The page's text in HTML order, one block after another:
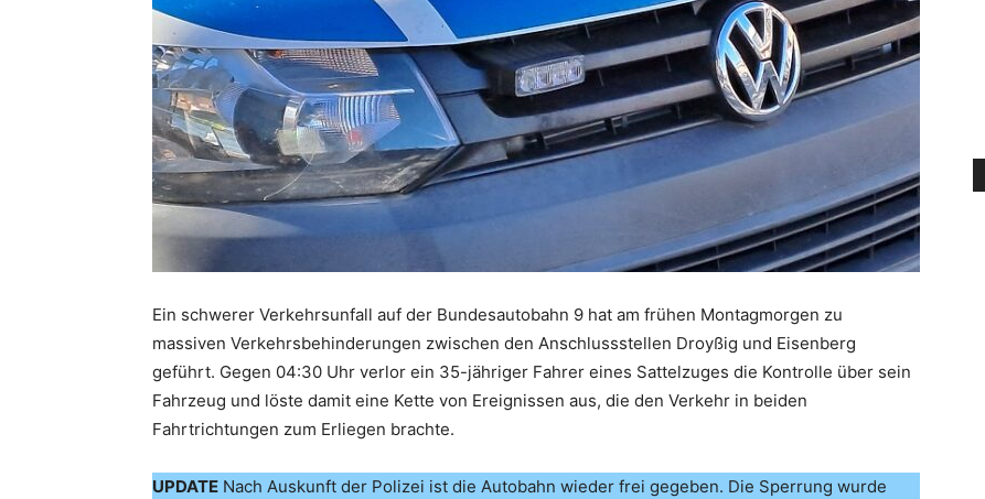
Ein schwerer Verkehrsunfall auf der Bundesautobahn 9 hat am frühen Montagmorgen zu
massiven Verkehrsbehinderungen zwischen den Anschlussstellen Droyßig und Eisenberg
geführt. Gegen 04:30 Uhr verlor ein 35-jähriger Fahrer eines Sattelzuges die Kontrolle über sein
Fahrzeug und löste damit eine Kette von Ereignissen aus, die den Verkehr in beiden
Fahrtrichtungen zum Erliegen brachte.
UPDATE Nach Auskunft der Polizei ist die Autobahn wieder frei gegeben. Die Sperrung wurde